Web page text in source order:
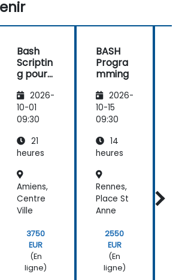
des motifs et travailler
avec des flux.
Bash
Scriptin
g pour
atisatio
n
2026-
10-01
09:30
21
heures
Amiens,
Centre
Ville
3750
EUR
(En
ligne)
BASH
Progra
mming
2026-
10-15
09:30
14
heures
Rennes,
Place St
Anne
2550
EUR
(En
ligne)